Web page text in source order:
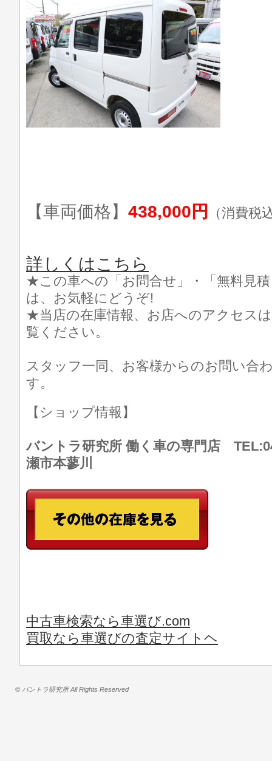
【車両価格】 438,000円 （消費税
詳しくはこちら
★この車への「お問合せ」・「無料見
は、お気軽にどうぞ!
★当店の在庫情報、お店へのアクセス
覧ください。
スタッフ一同、お客様からのお問い合
す。
【ショップ情報】
バントラ研究所 働く車の専門店
瀬市本蓼川
中古車検索なら車選び.com
買取なら車選びの査定サイトヘ
© バントラ研究所 All Rights Reserved